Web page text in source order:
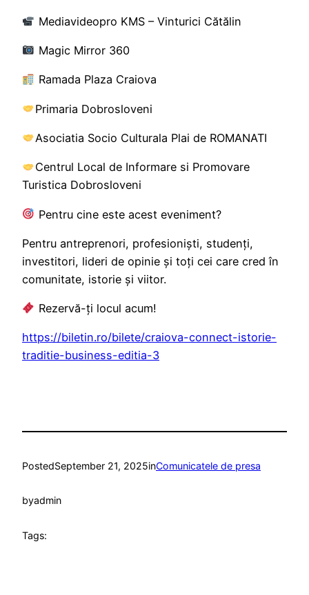
Mediavideopro KMS – Vinturici Cătălin
Magic Mirror 360
Ramada Plaza Craiova
Primaria Dobrosloveni
Asociatia Socio Culturala Plai de ROMANATI
Centrul Local de Informare si Promovare
Turistica Dobrosloveni
Pentru cine este acest eveniment?
Pentru antreprenori, profesioniști, studenți,
investitori, lideri de opinie și toți cei care cred în
comunitate, istorie și viitor.
Rezervă-ți locul acum!
https://biletin.ro/bilete/craiova-connect-istorie-
traditie-business-editia-3
PostedSeptember 21, 2025inComunicatele de presa
byadmin
Tags: